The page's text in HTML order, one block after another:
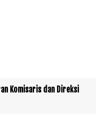
Komisaris dan Direksi